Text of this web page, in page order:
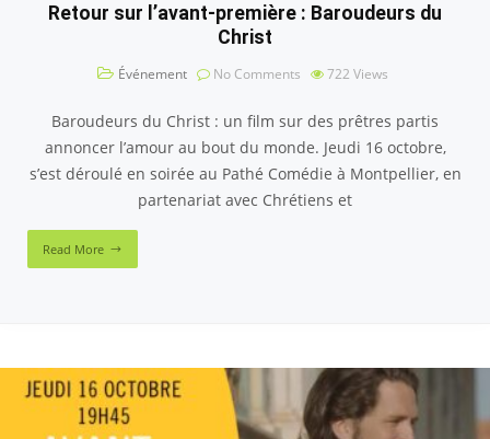
Retour sur l’avant-première : Baroudeurs du
Christ
Événement No Comments 722 Views
Baroudeurs du Christ : un film sur des prêtres partis
annoncer l’amour au bout du monde. Jeudi 16 octobre,
s’est déroulé en soirée au Pathé Comédie à Montpellier, en
partenariat avec Chrétiens et
Read More